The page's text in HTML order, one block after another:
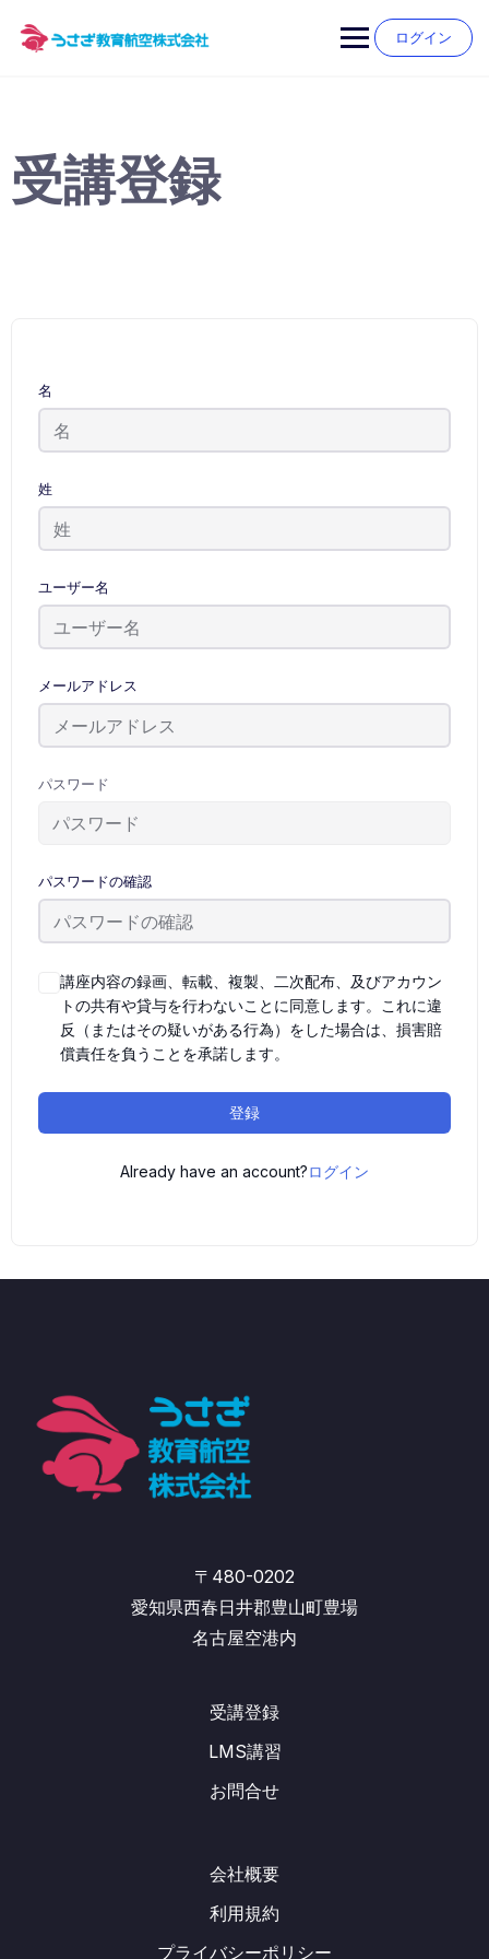
content
ログイン
受講登録
名
姓
ユーザー名
メールアドレス
パスワード
パスワードの確認
講座内容の録画、転載、複製、二次配布、及びアカウン
トの共有や貸与を行わないことに同意します。これに違
反（またはその疑いがある行為）をした場合は、損害賠
償責任を負うことを承諾します。
登録
Already have an account?ログイン
〒480-0202
愛知県西春日井郡豊山町豊場
名古屋空港内
受講登録
LMS講習
お問合せ
会社概要
利用規約
プライバシーポリシー